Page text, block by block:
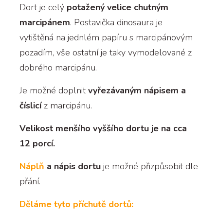
Dort je celý potažený velice chutným
marcipánem. Postavička dinosaura je
vytištěná na jednlém papíru s marcipánovým
pozadím, vše ostatní je taky vymodelované z
dobrého marcipánu.
Je možné doplnitvyřezávaným nápisem a
číslicíz marcipánu.
Velikost menšího vyššího dortu je na cca
12 porcí.
Náplň a nápis dortu je možné přizpůsobit dle
přání.
Děláme tyto příchutě dortů: